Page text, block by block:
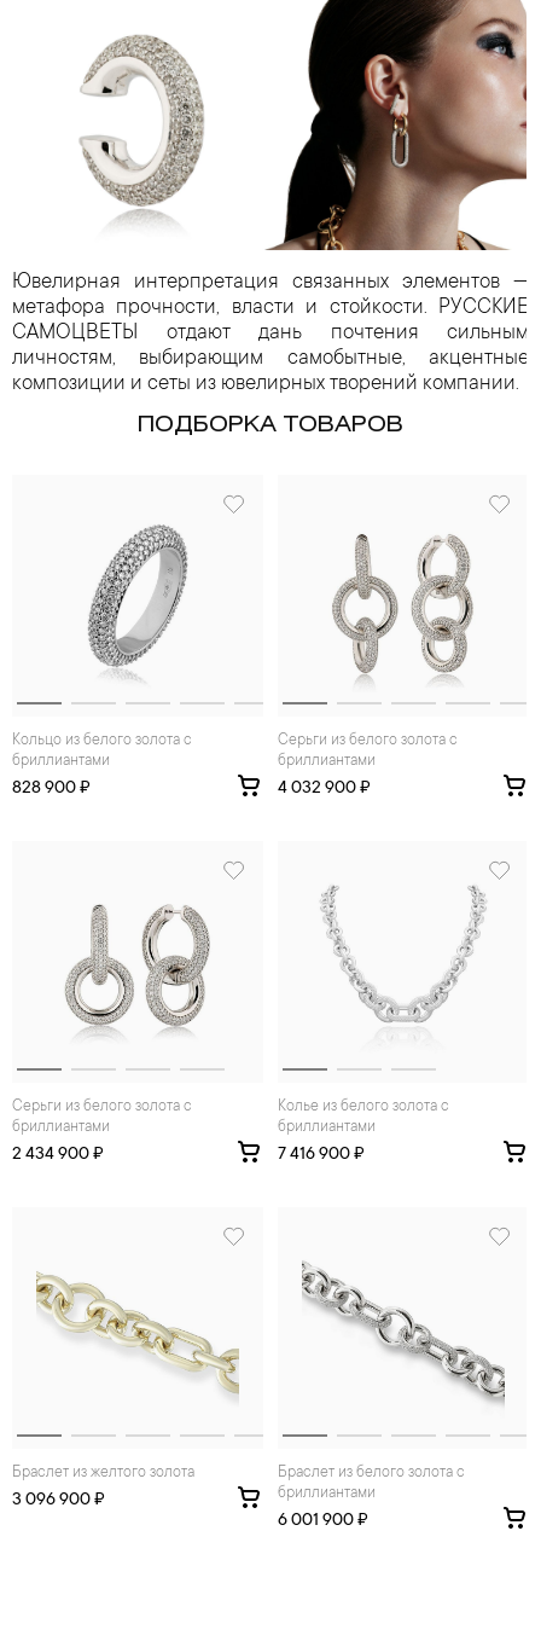
Ювелирная интерпретация связанных элементов —
метафора прочности, власти и стойкости. РУССКИЕ
САМОЦВЕТЫ отдают дань почтения сильным
личностям, выбирающим самобытные, акцентные
композиции и сеты из ювелирных творений компании.
ПОДБОРКА ТОВАРОВ
Кольцо из белого золота с
бриллиантами
828 900 ₽
Серьги из белого золота с
бриллиантами
4 032 900 ₽
Серьги из белого золота с
бриллиантами
2 434 900 ₽
Колье из белого золота с
бриллиантами
7 416 900 ₽
Браслет из желтого золота
3 096 900 ₽
Браслет из белого золота с
бриллиантами
6 001 900 ₽